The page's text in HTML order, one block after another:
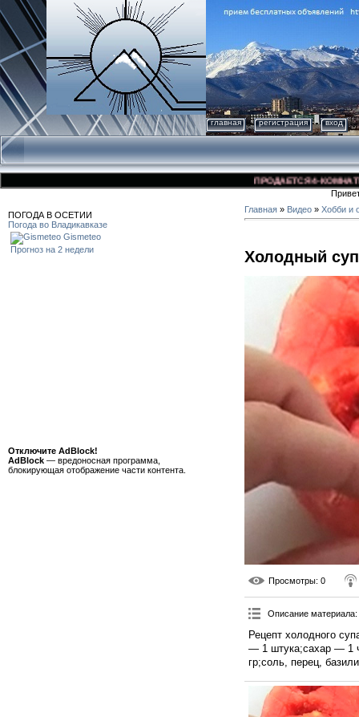
главная регистрация вход
ПРОДАЕТСЯ 4-
ПОГОДА В ОСЕТИИ
Погода во Владикавказе
Gismeteo
Прогноз на 2 недели
Отключите AdBlock!
AdBlock — вредоносная программа,
блокирующая отображение части контента.
Главная » Видео » Хобби и
Холодный
Просмотры: 0
Описание материала:
Рецепт холодного
— 1 штука;сахар — 1
гр;соль, перец,